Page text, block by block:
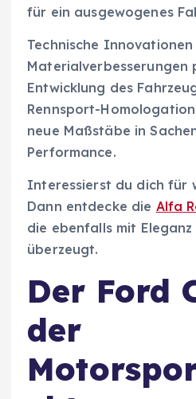
für ein ausgewogenes
Technische Innovationen
Materialverbesserungen
Entwicklung des
Rennsport-
neue Maßstäbe in
Performance.
Interessierst du dich für
Dann entdecke die Alfa
die ebenfalls mit
überzeugt.
Der Ford
der